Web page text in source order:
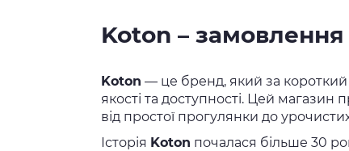
Koton – замовлення
Koton — це бренд, який за
якості та доступності. Цей
від простої прогулянки до
Історія Koton почалася більше 30